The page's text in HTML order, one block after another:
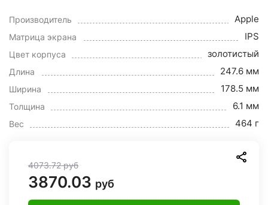
Производитель Apple
Матрица экрана IPS
Цвет корпуса золотистый
Длина 247.6 мм
Ширина 178.5 мм
Толщина 6.1 мм
Вес 464 г
4073.72руб
3870.03 руб